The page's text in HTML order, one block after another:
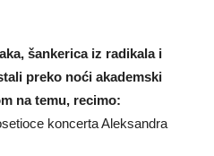
šankerica iz radikala i
preko noći akademski
na temu, recimo:
koncerta Aleksandra